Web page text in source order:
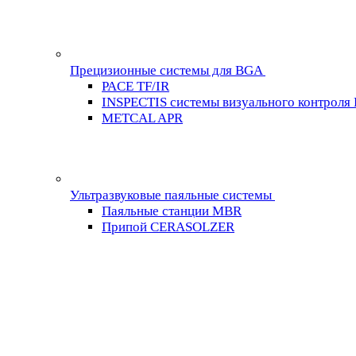
Прецизионные системы для BGA
PACE TF/IR
INSPECTIS системы визуального контроля
METCAL APR
Ультразвуковые паяльные системы
Паяльные станции MBR
Припой CERASOLZER